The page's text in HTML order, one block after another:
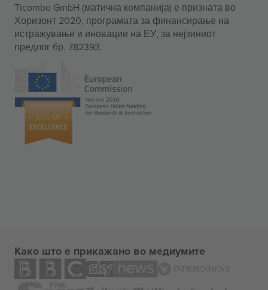
Ticombo GmbH (матична компанија) е призната во
Хоризонт 2020, програмата за финансирање на
истражување и иновации на ЕУ, за нејзиниот
предлог бр. 782393.
Како што е прикажано во медиумите